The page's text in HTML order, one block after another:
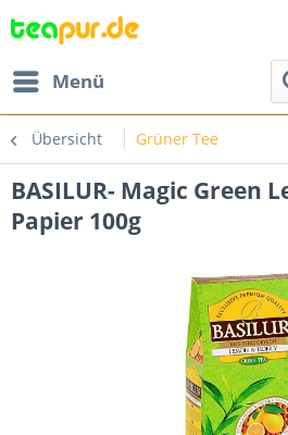
Menü
Übersicht Grüner Tee
BASILUR- Magic Green
Papier 100g